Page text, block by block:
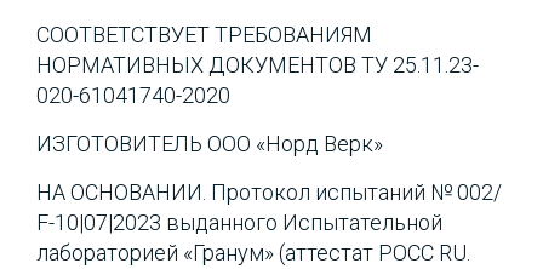
СООТВЕТСТВУЕТ ТРЕБОВАНИЯМ
НОРМАТИВНЫХ ДОКУМЕНТОВ ТУ 25.11.23-
020-61041740-2020
ИЗГОТОВИТЕЛЬ ООО «Норд Верк»
НА ОСНОВАНИИ. Протокол испытаний № 002/
F-10|07|2023 выданного Испытательной
лабораторией «Гранум» (аттестат POCC RU.